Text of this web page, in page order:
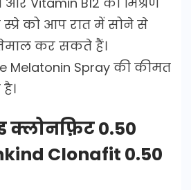
स्प्रे को आप रात में सोने से
कर सकते हैं।
Melatonin Spray की कीमत
क्लोनफ़िट 0.50
Clonafit 0.50